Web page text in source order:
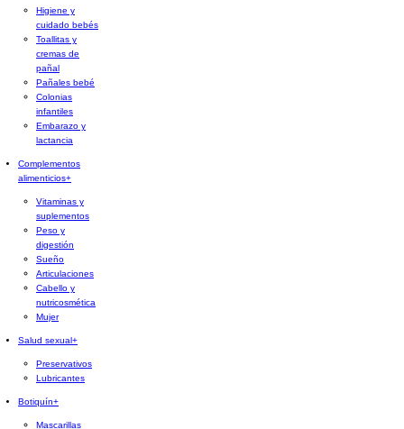
Higiene y
cuidado bebés
Toallitas y
cremas de
pañal
Pañales bebé
Colonias
infantiles
Embarazo y
lactancia
Complementos
alimenticios+
Vitaminas y
suplementos
Peso y
digestión
Sueño
Articulaciones
Cabello y
nutricosmética
Mujer
Salud sexual+
Preservativos
Lubricantes
Botiquín+
Mascarillas